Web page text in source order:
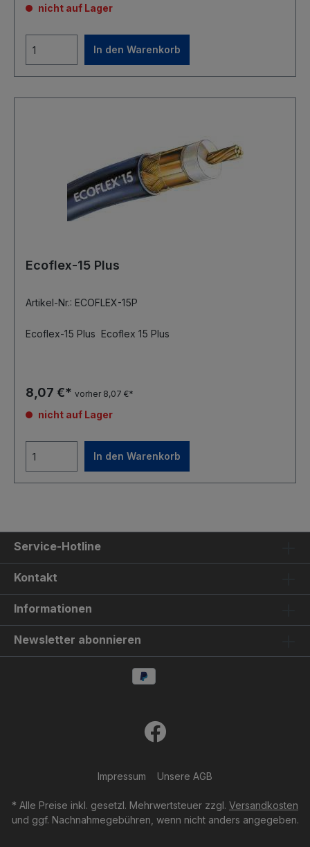
nicht auf Lager
In den Warenkorb
Ecoflex-15 Plus
Artikel-Nr.: ECOFLEX-15P
8,07 €* vorher 8,07 €*
nicht auf Lager
In den Warenkorb
Service-Hotline
Kontakt
Informationen
Newsletter abonnieren
Impressum Unsere AGB
* Alle Preise inkl. gesetzl. Mehrwertsteuer zzgl. Versandkosten
und ggf. Nachnahmegebühren, wenn nicht anders angegeben.